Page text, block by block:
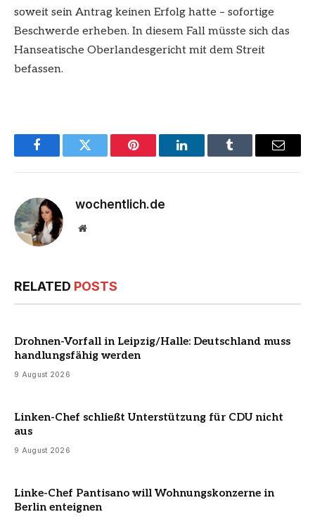
soweit sein Antrag keinen Erfolg hatte – sofortige
Beschwerde erheben. In diesem Fall müsste sich das
Hanseatische Oberlandesgericht mit dem Streit
befassen.
FacebookTwitter Pinterest LinkedInTumblr Email
wochentlich.de
Website
RELATED POSTS
Drohnen-Vorfall in Leipzig/Halle: Deutschland muss
handlungsfähig werden
9 August 2026
Linken-Chef schließt Unterstützung für CDU nicht
aus
9 August 2026
Linke-Chef Pantisano will Wohnungskonzerne in
Berlin enteignen